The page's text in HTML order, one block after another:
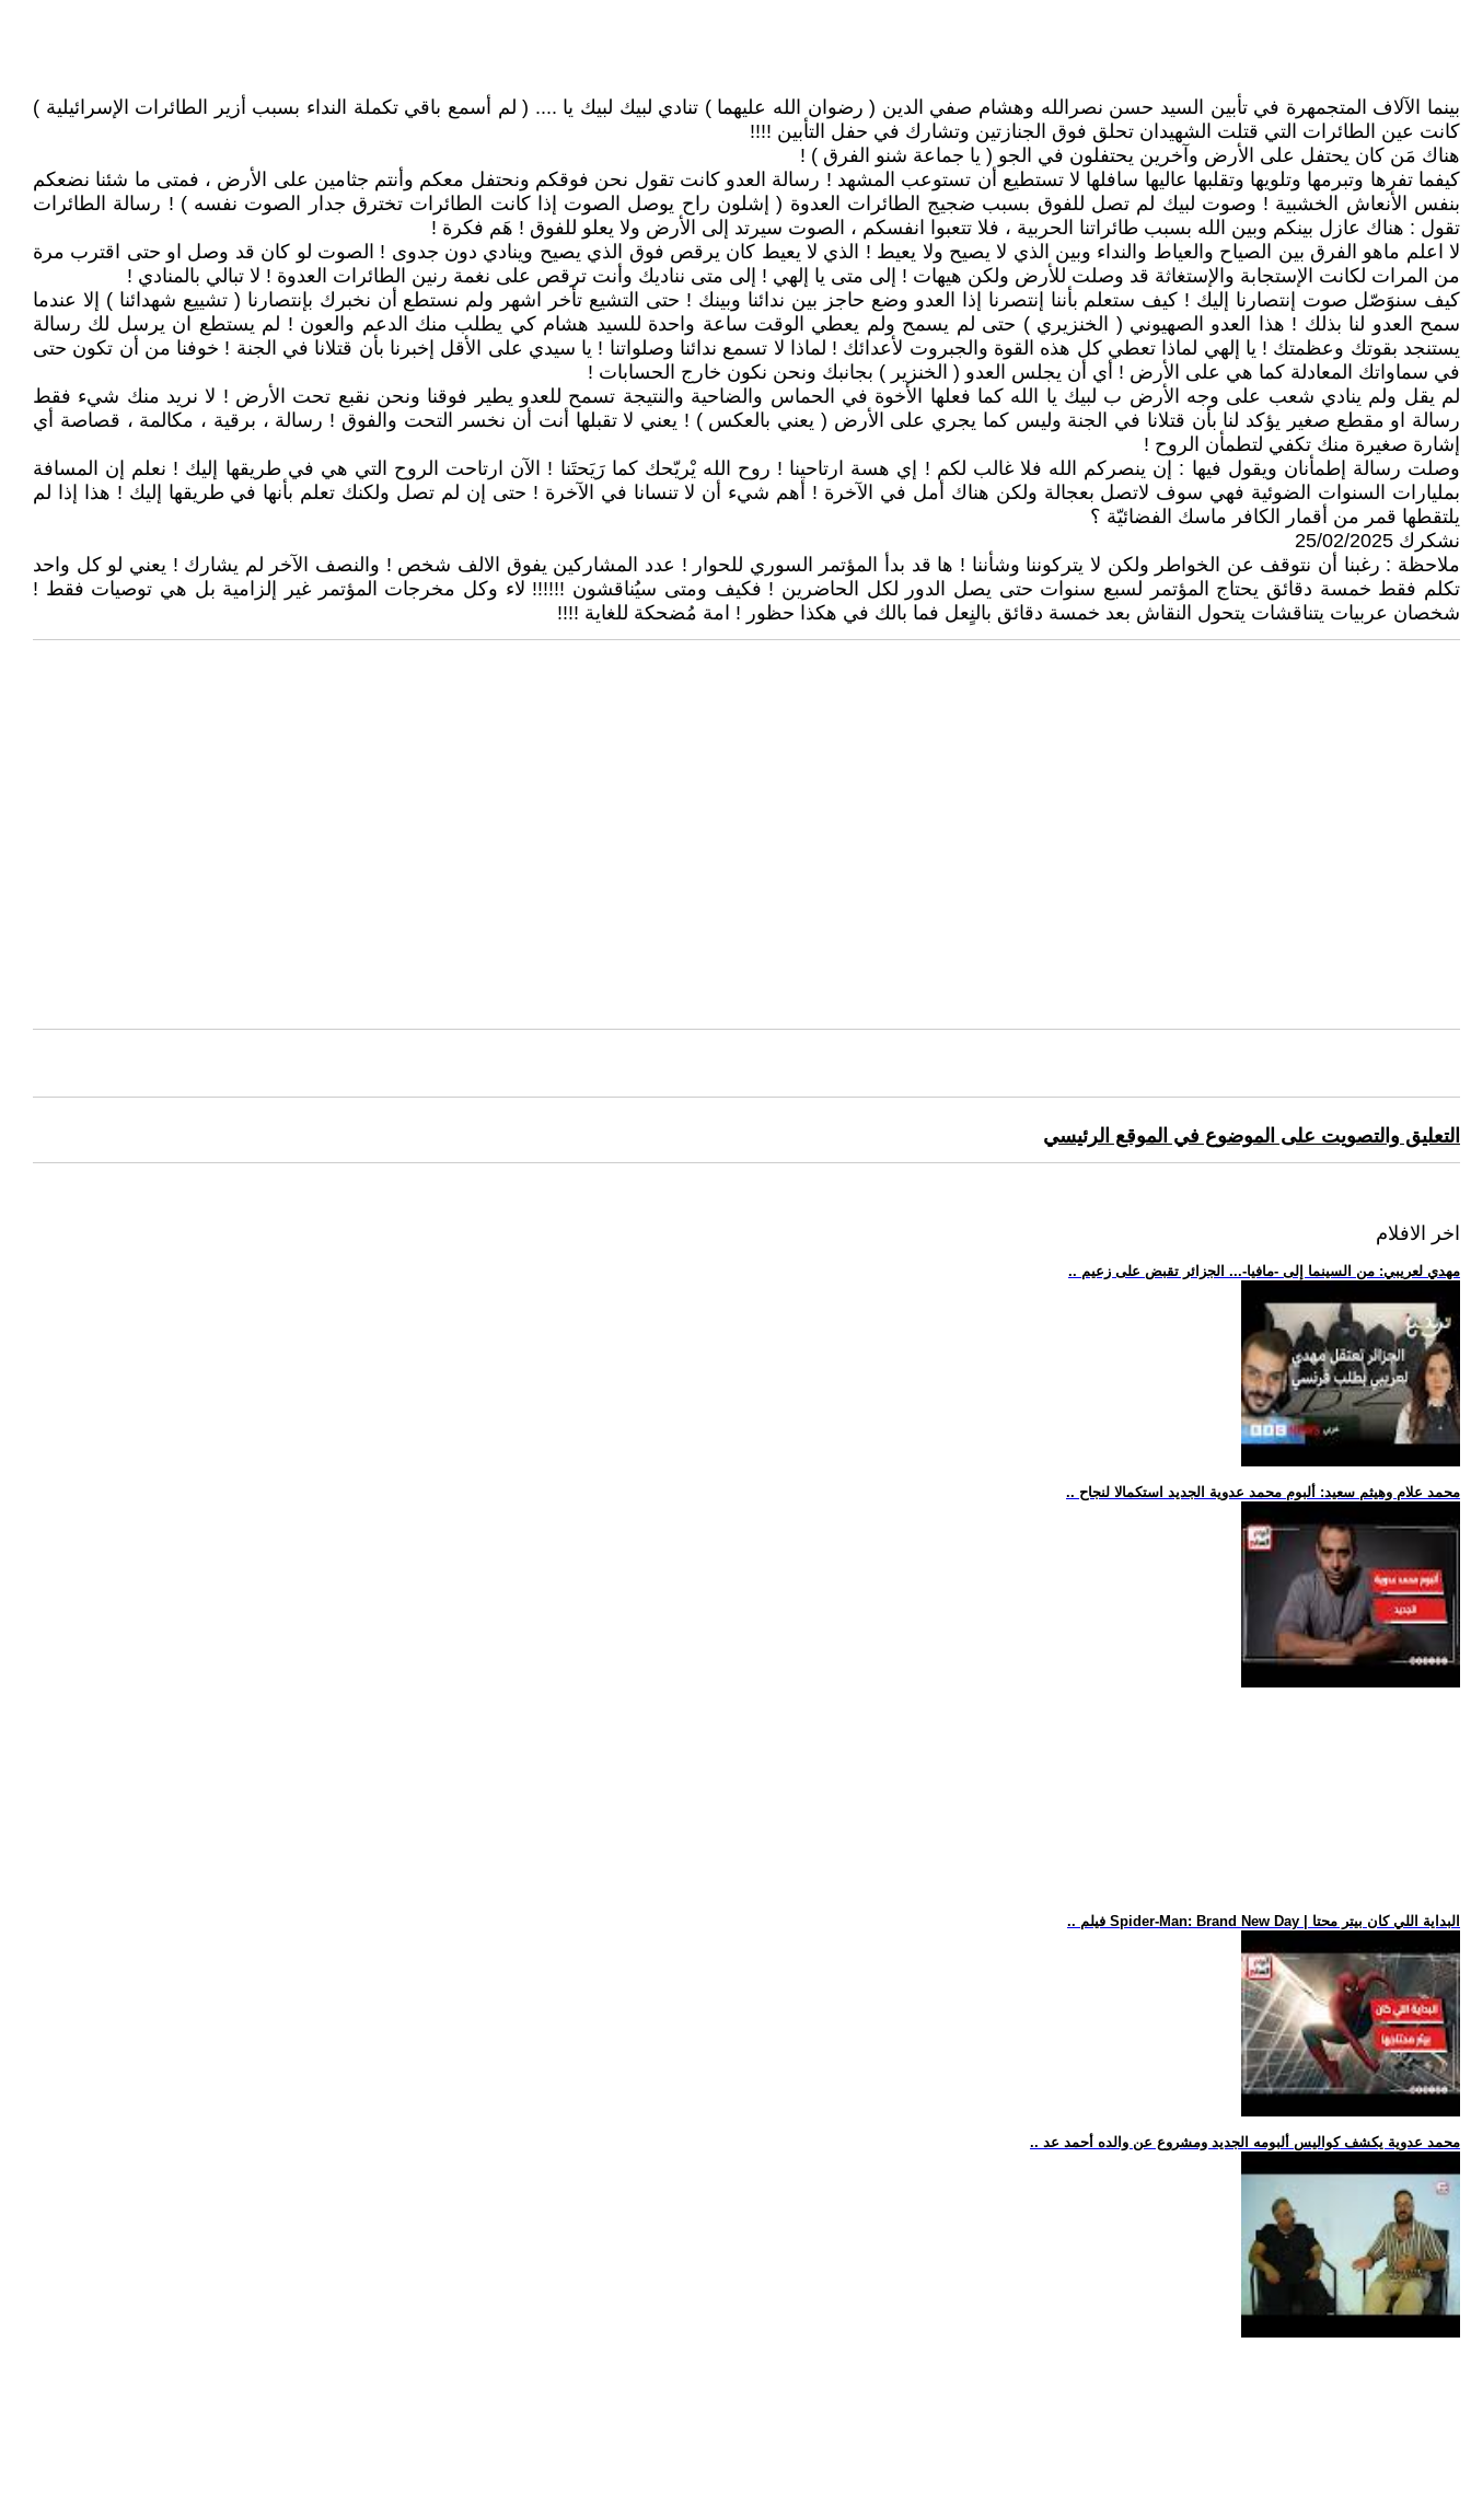
بينما الآلاف المتجمهرة في تأبين السيد حسن نصرالله وهشام صفي الدين ( رضوان الله عليهما ) تنادي لبيك لبيك يا .... ( لم أسمع باقي تكملة النداء بسبب أزير الطائرات الإسرائيلية )
كانت عين الطائرات التي قتلت الشهيدان تحلق فوق الجنازتين وتشارك في حفل التأبين !!!!
هناك مَن كان يحتفل على الأرض وآخرين يحتفلون في الجو ( يا جماعة شنو الفرق ) !
كيفما تفرها وتبرمها وتلويها وتقلبها عاليها سافلها لا تستطيع أن تستوعب المشهد ! رسالة العدو كانت تقول نحن فوقكم ونحتفل معكم وأنتم جثامين على الأرض ، فمتى ما شئنا نضعكم
بنفس الأنعاش الخشبية ! وصوت لبيك لم تصل للفوق بسبب ضجيج الطائرات العدوة ( إشلون راح يوصل الصوت إذا كانت الطائرات تخترق جدار الصوت نفسه ) ! رسالة الطائرات
تقول : هناك عازل بينكم وبين الله بسبب طائراتنا الحربية ، فلا تتعبوا انفسكم ، الصوت سيرتد إلى الأرض ولا يعلو للفوق ! هَم فكرة !
لا اعلم ماهو الفرق بين الصياح والعياط والنداء وبين الذي لا يصيح ولا يعيط ! الذي لا يعيط كان يرقص فوق الذي يصيح وينادي دون جدوى ! الصوت لو كان قد وصل او حتى اقترب مرة
من المرات لكانت الإستجابة والإستغاثة قد وصلت للأرض ولكن هيهات ! إلى متى يا إلهي ! إلى متى نناديك وأنت ترقص على نغمة رنين الطائرات العدوة ! لا تبالي بالمنادي !
كيف سنوَصّل صوت إنتصارنا إليك ! كيف ستعلم بأننا إنتصرنا إذا العدو وضع حاجز بين ندائنا وبينك ! حتى التشيع تأخر اشهر ولم نستطع أن نخبرك بإنتصارنا ( تشييع شهدائنا ) إلا عندما
سمح العدو لنا بذلك ! هذا العدو الصهيوني ( الخنزيري ) حتى لم يسمح ولم يعطي الوقت ساعة واحدة للسيد هشام كي يطلب منك الدعم والعون ! لم يستطع ان يرسل لك رسالة
يستنجد بقوتك وعظمتك ! يا إلهي لماذا تعطي كل هذه القوة والجبروت لأعدائك ! لماذا لا تسمع ندائنا وصلواتنا ! يا سيدي على الأقل إخبرنا بأن قتلانا في الجنة ! خوفنا من أن تكون حتى
في سماواتك المعادلة كما هي على الأرض ! أي أن يجلس العدو ( الخنزير ) بجانبك ونحن نكون خارج الحسابات !
لم يقل ولم ينادي شعب على وجه الأرض ب لبيك يا الله كما فعلها الأخوة في الحماس والضاحية والنتيجة تسمح للعدو يطير فوقنا ونحن نقبع تحت الأرض ! لا نريد منك شيء فقط
رسالة او مقطع صغير يؤكد لنا بأن قتلانا في الجنة وليس كما يجري على الأرض ( يعني بالعكس ) ! يعني لا تقبلها أنت أن نخسر التحت والفوق ! رسالة ، برقية ، مكالمة ، قصاصة أي
إشارة صغيرة منك تكفي لتطمأن الروح !
وصلت رسالة إطمأنان ويقول فيها : إن ينصركم الله فلا غالب لكم ! إي هسة ارتاحينا ! روح الله يْريّحك كما رَيَحتَنا ! الآن ارتاحت الروح التي هي في طريقها إليك ! نعلم إن المسافة
بمليارات السنوات الضوئية فهي سوف لاتصل بعجالة ولكن هناك أمل في الآخرة ! أهم شيء أن لا تنسانا في الآخرة ! حتى إن لم تصل ولكنك تعلم بأنها في طريقها إليك ! هذا إذا لم
يلتقطها قمر من أقمار الكافر ماسك الفضائيّة ؟
نشكرك 25/02/2025
ملاحظة : رغبنا أن نتوقف عن الخواطر ولكن لا يتركوننا وشأننا ! ها قد بدأ المؤتمر السوري للحوار ! عدد المشاركين يفوق الالف شخص ! والنصف الآخر لم يشارك ! يعني لو كل واحد
تكلم فقط خمسة دقائق يحتاج المؤتمر لسبع سنوات حتى يصل الدور لكل الحاضرين ! فكيف ومتى سيُناقشون !!!!!! لاء وكل مخرجات المؤتمر غير إلزامية بل هي توصيات فقط !
شخصان عربيات يتناقشات يتحول النقاش بعد خمسة دقائق بالنٍعل فما بالك في هكذا حظور ! امة مُضحكة للغاية !!!!
التعليق والتصويت على الموضوع في الموقع الرئيسي
اخر الافلام
.. مهدي لعريبي: من السينما إلى -مافيا-... الجزائر تقبض على زعيم
.. محمد علام وهيثم سعيد: ألبوم محمد عدوية الجديد استكمالا لنجاح
.. فيلم Spider-Man: Brand New Day | البداية اللي كان بيتر محتا
.. محمد عدوية يكشف كواليس ألبومه الجديد ومشروع عن والده أحمد عد